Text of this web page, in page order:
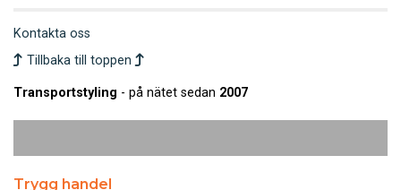
Kontakta oss
Tillbaka till toppen
Transportstyling - på nätet sedan 2007
Trygg handel